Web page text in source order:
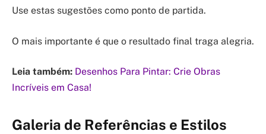
Use estas sugestões como ponto de partida.
O mais importante é que o resultado final traga alegria.
Leia também: Desenhos Para Pintar: Crie Obras
Incríveis em Casa!
Galeria de Referências e Estilos